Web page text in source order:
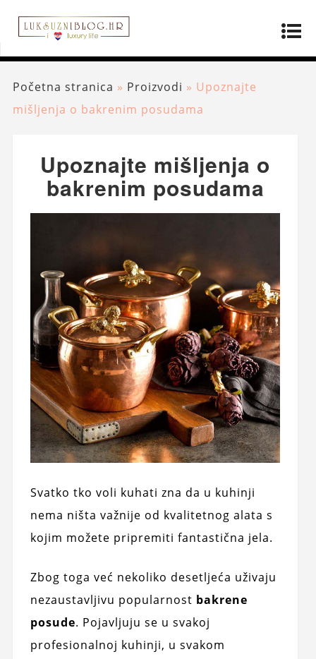
Početna stranica » Proizvodi » Upoznajte
mišljenja o bakrenim posudama
Upoznajte mišljenja o
bakrenim posudama
Svatko tko voli kuhati zna da u kuhinji
nema ništa važnije od kvalitetnog alata s
kojim možete pripremiti fantastična jela.
Zbog toga već nekoliko desetljeća uživaju
nezaustavljivu popularnost bakrene
posude. Pojavljuju se u svakoj
profesionalnoj kuhinji, u svakom